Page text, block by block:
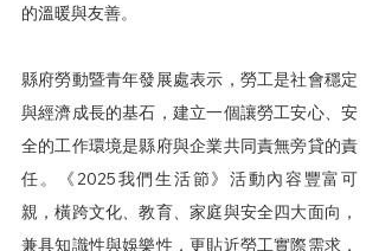
的溫暖與友善。
縣府勞動暨青年發展處表示，勞工是社會穩定
與經濟成長的基石，建立一個讓勞工安心、安
全的工作環境是縣府與企業共同責無旁貸的責
任。《2025我們生活節》活動內容豐富可
親，橫跨文化、教育、家庭與安全四大面向，
兼具知識性與娛樂性，更貼近勞工實際需求，